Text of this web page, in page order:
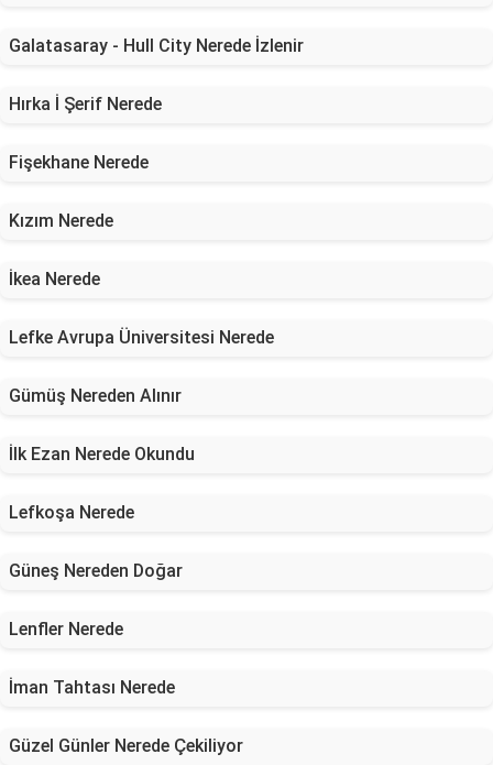
Galatasaray - Hull City Nerede İzlenir
Hırka İ Şerif Nerede
Fişekhane Nerede
Kızım Nerede
İkea Nerede
Lefke Avrupa Üniversitesi Nerede
Gümüş Nereden Alınır
İlk Ezan Nerede Okundu
Lefkoşa Nerede
Güneş Nereden Doğar
Lenfler Nerede
İman Tahtası Nerede
Güzel Günler Nerede Çekiliyor